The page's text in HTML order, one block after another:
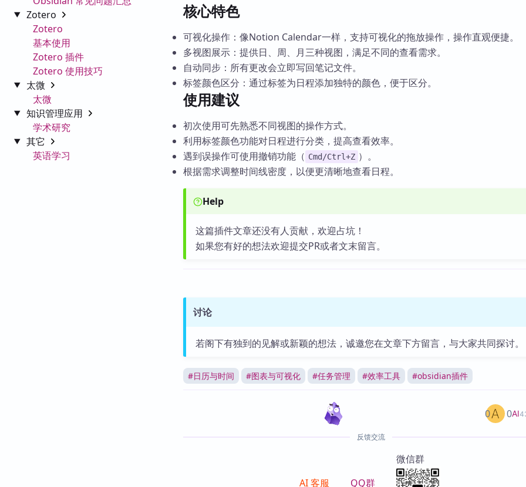
Zotero
Zotero
基本使用
Zotero 插件
Zotero 使用技巧
太微
太微
知识管理应用
学术研究
其它
英语学习
核心特色
可视化操作：像Notion Calendar一样，支持可视化的拖放操作，操作直观便捷。
多视图展示：提供日、周、月三种视图，满足不同的查看需求。
自动同步：所有更改会立即写回笔记文件。
标签颜色区分：通过标签为日程添加独特的颜色，便于区分。
使用建议
初次使用可先熟悉不同视图的操作方式。
利用标签颜色功能对日程进行分类，提高查看效率。
遇到误操作可使用撤销功能（ Cmd/Ctrl+Z ）。
根据需求调整时间线密度，以便更清晰地查看日程。
Help
这篇插件文章还没有人贡献，欢迎占坑！
如果您有好的想法欢迎提交PR或者文末留言。
讨论
若阁下有独到的见解或新颖的想法，诚邀您在文章下方留言，与大家共同探讨。
#日历与时间 #图表与可视化 #任务管理 #效率工具 #obsidian插件
AI
0 0
反馈交流
AI 客服 QQ群
微信群